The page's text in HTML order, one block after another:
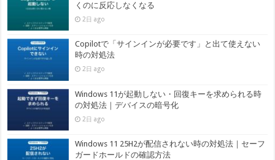
くのに反応しなくなる
2日 ago
Copilotで「サインインが必要です」と出て使えない
時の対処法
2日 ago
Windows 11が起動しない・回復キーを求められる時
の対処法｜デバイスの暗号化
2日 ago
Windows 11 25H2が配信されない時の対処法｜セーフ
ガードホールドの確認方法